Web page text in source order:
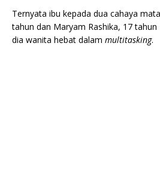
Ternyata ibu kepada dua cahaya
tahun dan Maryam Rashika, 17
dia wanita hebat dalam multitasking.